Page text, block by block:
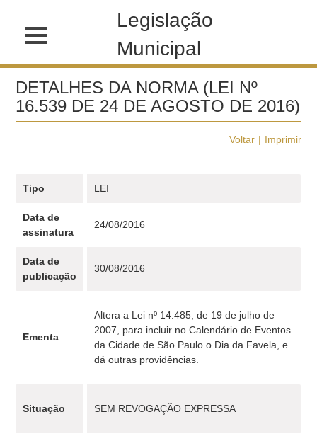
Legislação
Municipal
DETALHES DA NORMA (LEI Nº
16.539 DE 24 DE AGOSTO DE 2016)
Voltar Imprimir
Tipo LEI
Data de
assinatura
24/08/2016
Data de
publicação
30/08/2016
Ementa
Altera a Lei nº 14.485, de 19 de julho de
2007, para incluir no Calendário de Eventos
da Cidade de São Paulo o Dia da Favela, e
dá outras providências.
Situação SEM REVOGAÇÃO EXPRESSA